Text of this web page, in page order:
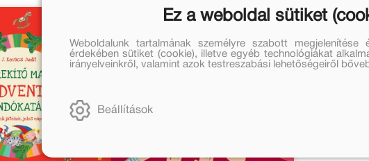
Ez a weboldal sütiket
Weboldalunk tartalmának személyre szabott
érdekében sütiket (cookie), illetve egyéb technológiákat
irányelveinkről, valamint azok testreszabási lehetőségeiről
Beállítások